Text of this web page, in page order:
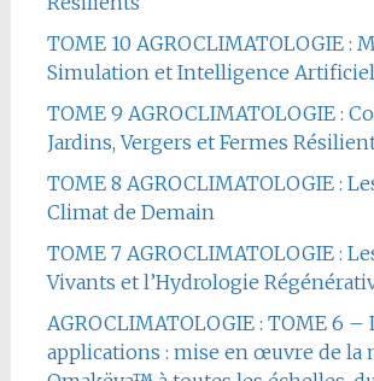
TOME 10 AGROCLIMATOLOGIE :
Simulation et Intelligence
TOME 9 AGROCLIMATOLOGIE :
Jardins, Vergers et Fermes
TOME 8 AGROCLIMATOLOGIE :
Climat de Demain
TOME 7 AGROCLIMATOLOGIE :
Vivants et l’Hydrologie
AGROCLIMATOLOGIE : TOME 6 –
applications : mise en œuvre de la